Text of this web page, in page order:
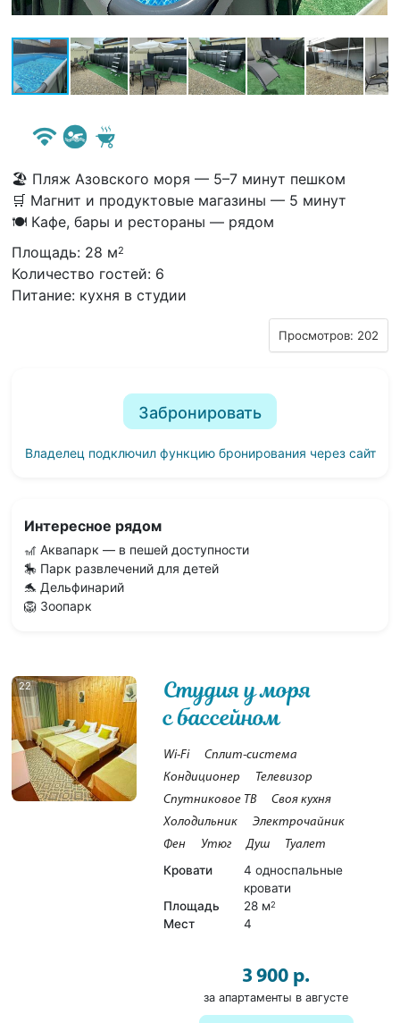
🏖 Пляж Азовского моря — 5–7 минут пешком
🛒 Магнит и продуктовые магазины — 5 минут
🍽 Кафе, бары и рестораны — рядом
Площадь: 28 м2
Количество гостей: 6
Питание: кухня в студии
Просмотров: 202
Забронировать
Владелец подключил функцию бронирования через сайт
Интересное рядом
🎢 Аквапарк — в пешей доступности
🎠 Парк развлечений для детей
🐬 Дельфинарий
🦁 Зоопарк
22
Студия у моря
с бассейном
Wi-Fi
Сплит-система
Кондиционер
Телевизор
Спутниковое ТВ
Своя кухня
Холодильник
Электрочайник
Фен
Утюг Душ Туалет
Кровати
4 односпальные
кровати
Площадь
28 м2
Мест 4
3 900 р.
за апартаменты в августе